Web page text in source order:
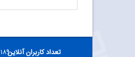
تعداد کاربران آنلاین۱۸۹ نفر